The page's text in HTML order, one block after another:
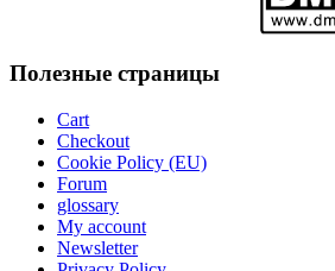
Полезные страницы
Cart
Checkout
Cookie Policy (EU)
Forum
glossary
My account
Newsletter